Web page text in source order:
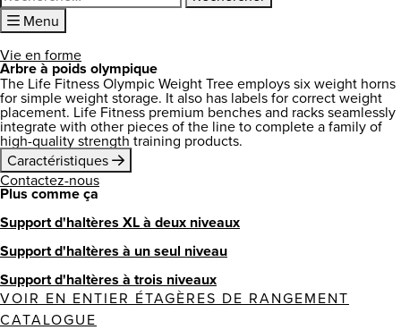
Menu
Vie en forme
Arbre à poids olympique
The Life Fitness Olympic Weight Tree employs six weight horns
for simple weight storage. It also has labels for correct weight
placement. Life Fitness premium benches and racks seamlessly
integrate with other pieces of the line to complete a family of
high-quality strength training products.
Caractéristiques
Contactez-nous
Plus comme ça
Support d'haltères XL à deux niveaux
Support d'haltères à un seul niveau
Support d'haltères à trois niveaux
VOIR EN ENTIER ÉTAGÈRES DE RANGEMENT
CATALOGUE